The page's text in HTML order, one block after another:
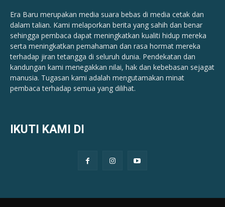
Era Baru merupakan media suara bebas di media cetak dan
dalam talian. Kami melaporkan berita yang sahih dan benar ​​
sehingga pembaca dapat meningkatkan kualiti hidup mereka
serta meningkatkan pemahaman dan rasa hormat mereka
terhadap jiran tetangga di seluruh dunia. Pendekatan dan
kandungan kami menegakkan nilai, hak dan kebebasan sejagat
manusia. Tugasan kami adalah mengutamakan minat
pembaca terhadap semua yang dilihat.
IKUTI KAMI DI